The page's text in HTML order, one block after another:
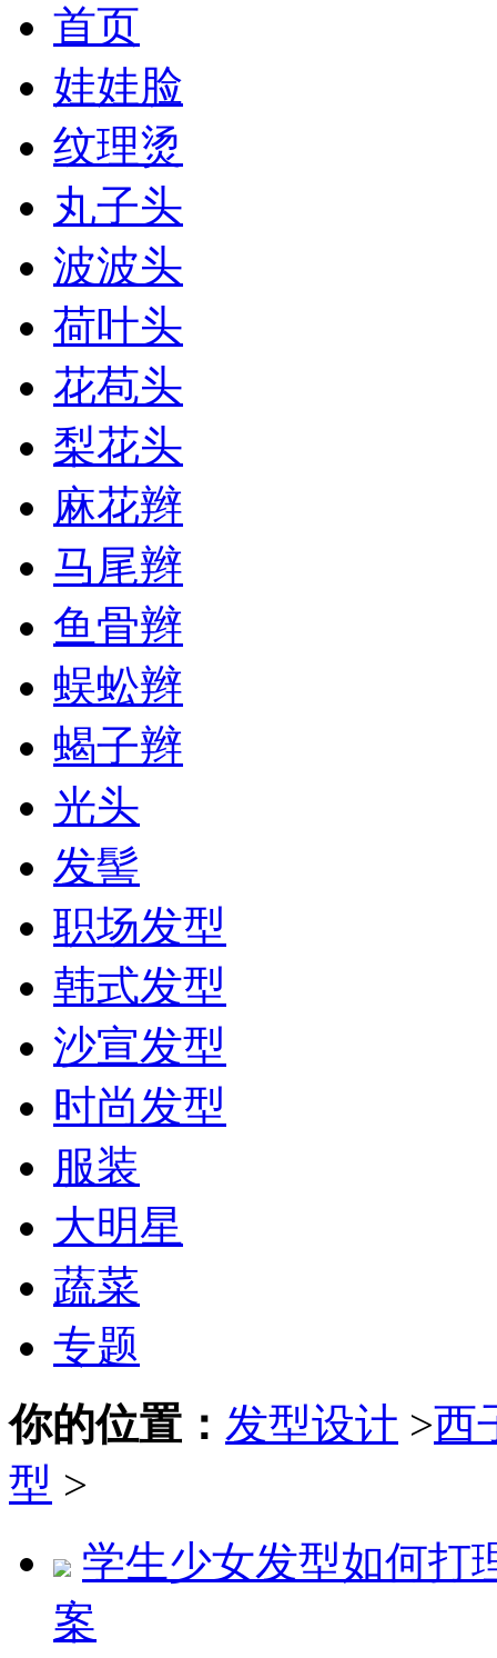
首页
娃娃脸
纹理烫
丸子头
波波头
荷叶头
花苞头
梨花头
麻花辫
马尾辫
鱼骨辫
蜈蚣辫
蝎子辫
光头
发髻
职场发型
韩式发型
沙宣发型
时尚发型
服装
大明星
蔬菜
专题
你的位置： 发型设计 >西
型 >
学生少女发型如何打
案